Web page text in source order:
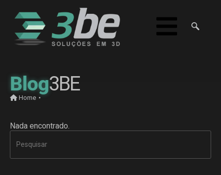
Blog3BE
Home •
Nada encontrado.